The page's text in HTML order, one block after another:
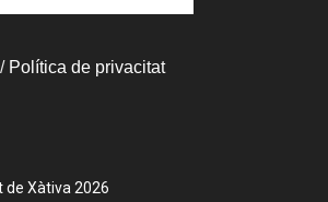
/ Política de privacitat
de Xàtiva 2026